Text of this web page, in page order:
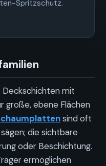
Spritzschutz.
mit
große, ebene Flächen
sind oft
die sichtbare
oder Beschichtung.
ermöglichen